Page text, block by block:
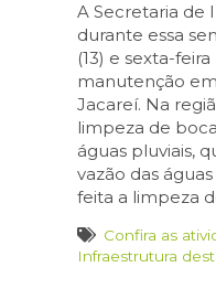
A Secretaria de
durante essa
(13) e sexta-feira
manutenção
Jacareí. Na
limpeza de
águas pluviais,
vazão das
feita a limpeza
Confira as
Infraestrutura